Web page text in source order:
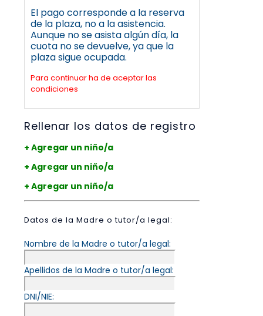
El pago corresponde a la reserva
de la plaza, no a la asistencia.
Aunque no se asista algún día, la
cuota no se devuelve, ya que la
plaza sigue ocupada.
Para continuar ha de aceptar las
condiciones
Rellenar los datos de registro
+ Agregar un niño/a
+ Agregar un niño/a
+ Agregar un niño/a
Datos de la Madre o tutor/a legal:
Nombre de la Madre o tutor/a legal:
Apellidos de la Madre o tutor/a legal:
DNI/NIE: